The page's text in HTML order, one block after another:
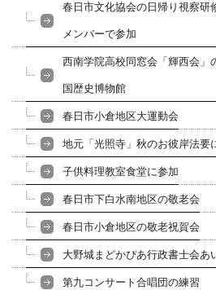
春日市文化協会の日帰り視察研
メンバーで参加
西南学院高校同窓会「輝西会」
国歴史博物館
春日市小倉地区大運動会
地元「光照寺」秋のお彼岸法要
子供料理教室食堂に参加
春日市下白水南地区の敬老会
春日市小倉地区の敬老祝賀会
大野城まどかぴあ行政書士会あ
第九コンサート合唱団の練習